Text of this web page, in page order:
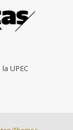
UPEC